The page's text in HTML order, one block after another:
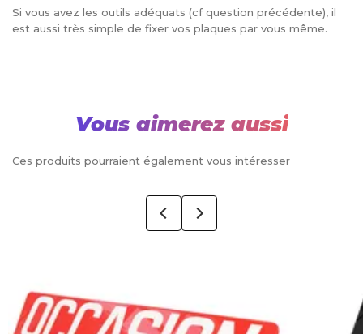
Si vous avez les outils adéquats (cf question précédente), il
est aussi très simple de fixer vos plaques par vous même.
Vous aimerez aussi
Ces produits pourraient également vous intéresser